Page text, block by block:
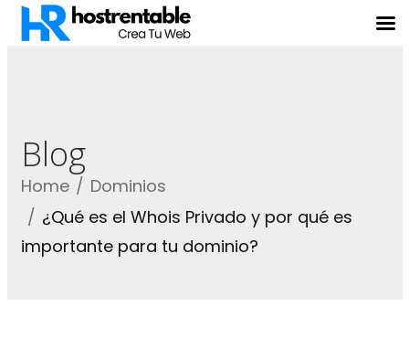
Blog
Home
Dominios
¿Qué es el Whois Privado y por qué es
importante para tu dominio?